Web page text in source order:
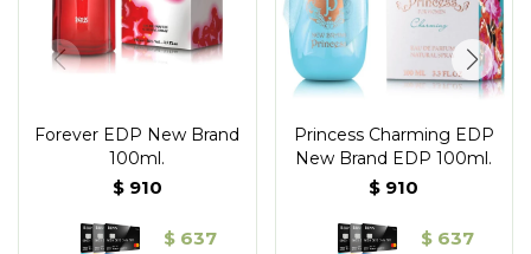
Forever EDP New Brand
100ml.
$ 910
$ 637
Princess Charming EDP
New Brand EDP 100ml.
$ 910
$ 637